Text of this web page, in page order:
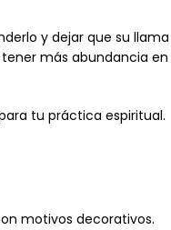
y dejar que su
más abundancia
tu práctica espiritual.
motivos decorativos.